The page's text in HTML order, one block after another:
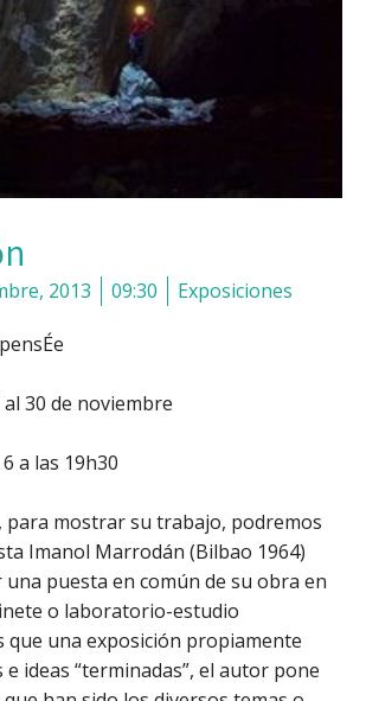
2013 09:30 Exposiciones
30 de noviembre
a las 19h30
para mostrar su trabajo, podremos
Imanol Marrodán (Bilbao 1964)
puesta en común de su obra en
o laboratorio-estudio
que una exposición propiamente
ideas “terminadas”, el autor pone